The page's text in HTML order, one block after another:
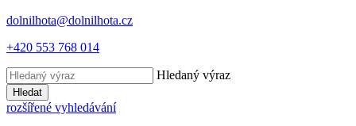
dolnilhota@dolnilhota.cz
+420 553 768 014
Hledaný výraz
Hledat
rozšířené vyhledávání